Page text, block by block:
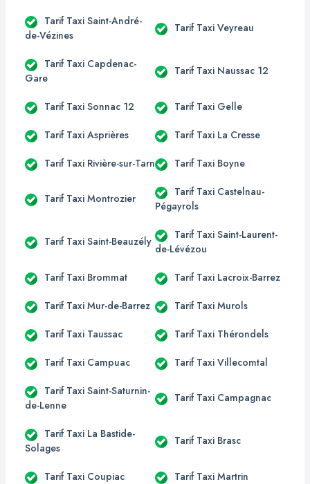
Tarif Taxi Saint-André-
de-Vézines
Tarif Taxi Veyreau
Tarif Taxi Capdenac-
Gare
Tarif Taxi Naussac 12
Tarif Taxi Sonnac 12 Tarif Taxi Gelle
Tarif Taxi Asprières Tarif Taxi La Cresse
Tarif Taxi Rivière-sur-Tarn Tarif Taxi Boyne
Tarif Taxi Montrozier
Tarif Taxi Castelnau-
Pégayrols
Tarif Taxi Saint-Beauzély
Tarif Taxi Saint-Laurent-
de-Lévézou
Tarif Taxi Brommat Tarif Taxi Lacroix-Barrez
Tarif Taxi Mur-de-Barrez Tarif Taxi Murols
Tarif Taxi Taussac Tarif Taxi Thérondels
Tarif Taxi Campuac Tarif Taxi Villecomtal
Tarif Taxi Saint-Saturnin-
de-Lenne
Tarif Taxi Campagnac
Tarif Taxi La Bastide-
Solages
Tarif Taxi Brasc
Tarif Taxi Coupiac Tarif Taxi Martrin